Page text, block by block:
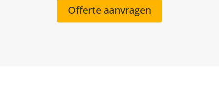
Offerte aanvragen